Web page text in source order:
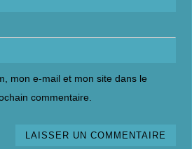
mon e-mail et mon site dans le
commentaire.